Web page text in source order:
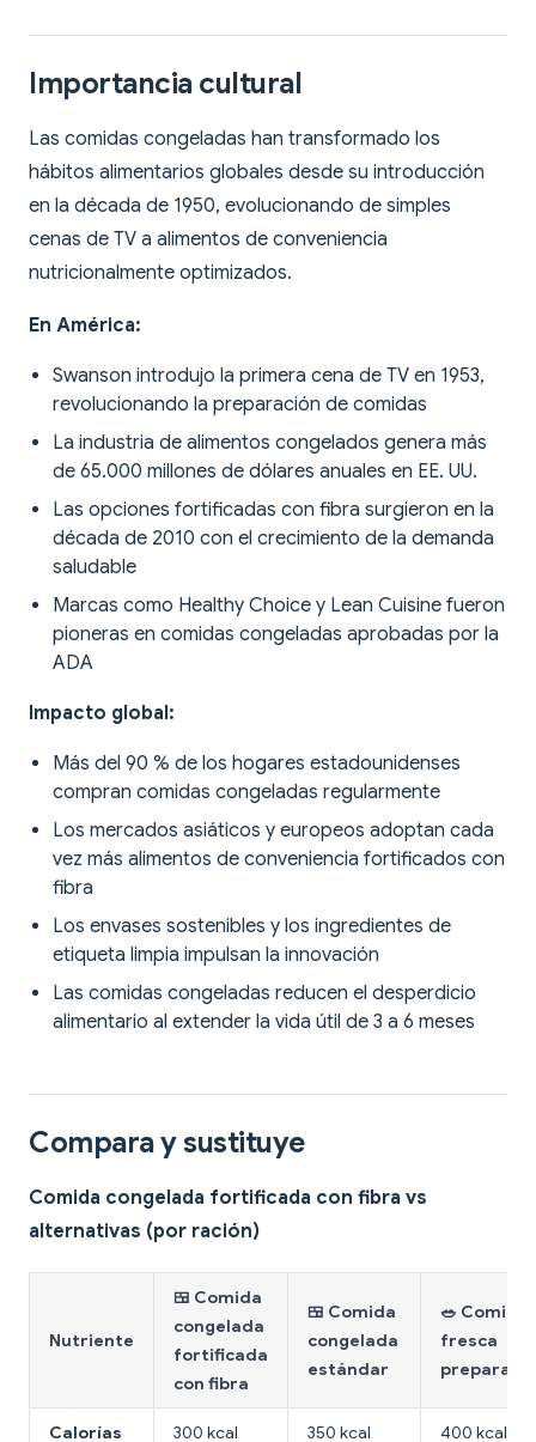
Importancia cultural
Las comidas congeladas han transformado los
hábitos alimentarios globales desde su introducción
en la década de 1950, evolucionando de simples
cenas de TV a alimentos de conveniencia
nutricionalmente optimizados.
En América:
Swanson introdujo la primera cena de TV en 1953,
revolucionando la preparación de comidas
La industria de alimentos congelados genera más
de 65.000 millones de dólares anuales en EE. UU.
Las opciones fortificadas con fibra surgieron en la
década de 2010 con el crecimiento de la demanda
saludable
Marcas como Healthy Choice y Lean Cuisine fueron
pioneras en comidas congeladas aprobadas por la
ADA
Impacto global:
Más del 90 % de los hogares estadounidenses
compran comidas congeladas regularmente
Los mercados asiáticos y europeos adoptan cada
vez más alimentos de conveniencia fortificados con
fibra
Los envases sostenibles y los ingredientes de
etiqueta limpia impulsan la innovación
Las comidas congeladas reducen el desperdicio
alimentario al extender la vida útil de 3 a 6 meses
Compara y sustituye
Comida congelada fortificada con fibra vs
alternativas (por ración)
Nutriente
🍱 Comida
congelada
fortificada
con fibra
🍱 Comida
congelada
estándar
🥗 Comida
fresca
preparada
Calorías 300 kcal 350 kcal 400 kcal